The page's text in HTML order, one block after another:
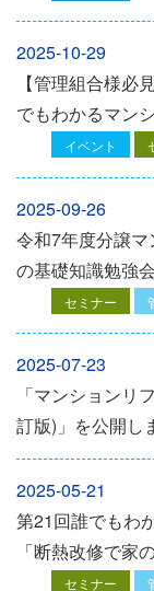
2025-10-29
【管理組合様必
でもわかるマン
イベント
2025-09-26
令和7年度分譲
の基礎知識勉強
セミナー
2025-07-23
「マンションリ
訂版)」を公開し
2025-05-21
第21回誰でもわ
「断熱改修で家
セミナー